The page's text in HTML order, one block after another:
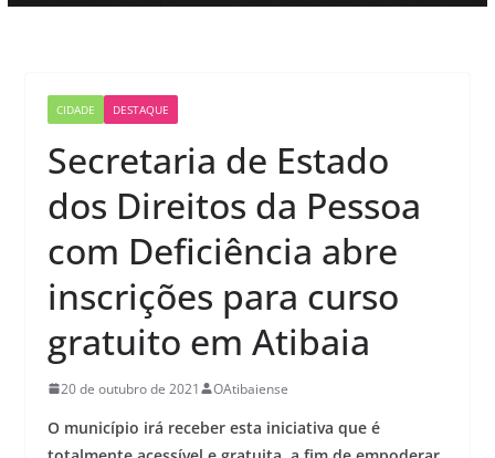
CIDADE DESTAQUE
Secretaria de Estado
dos Direitos da Pessoa
com Deficiência abre
inscrições para curso
gratuito em Atibaia
20 de outubro de 2021 OAtibaiense
O município irá receber esta iniciativa que é